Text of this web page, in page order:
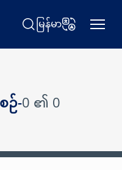
ရှာရန် Learning on TAP
မြန်မာဘာသာစကားပြေ
ဉ်-0 ၏ 0